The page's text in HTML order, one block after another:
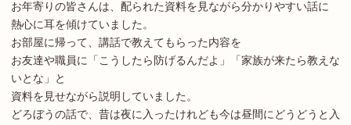
お年寄りの皆さんは、配られた資料を見ながら分かりやすい話に
熱心に耳を傾けていました。
お部屋に帰って、講話で教えてもらった内容を
お友達や職員に「こうしたら防げるんだよ」「家族が来たら教えな
いとな」と
資料を見せながら説明していました。
どろぼうの話で、昔は夜に入ったけれども今は昼間にどうどうと入